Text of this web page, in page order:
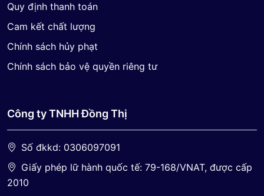
Quy định thanh toán
Cam kết chất lượng
Chính sách hủy phạt
Chính sách bảo vệ quyền riêng tư
Công ty TNHH Đồng Thị
Số đkkd: 0306097091
Giấy phép lữ hành quốc tế: 79-168/VNAT, được cấp
2010